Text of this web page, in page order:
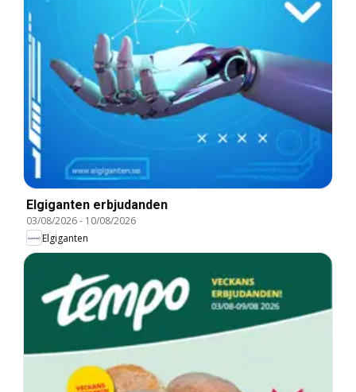
Elgiganten erbjudanden
03/08/2026- 10/08/2026
Elgiganten